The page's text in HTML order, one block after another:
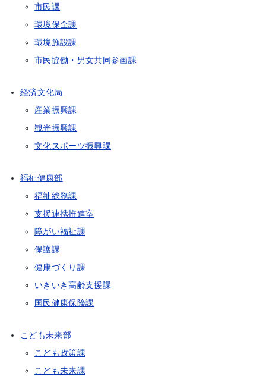
市民課
環境保全課
環境施設課
市民協働・男女共同参画課
経済文化局
産業振興課
観光振興課
文化スポーツ振興課
福祉健康部
福祉総務課
支援連携推進室
障がい福祉課
保護課
健康づくり課
いきいき高齢支援課
国民健康保険課
こども未来部
こども政策課
こども未来課